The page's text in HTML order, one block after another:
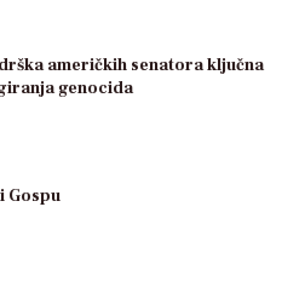
američkih senatora ključna
genocida
Gospu